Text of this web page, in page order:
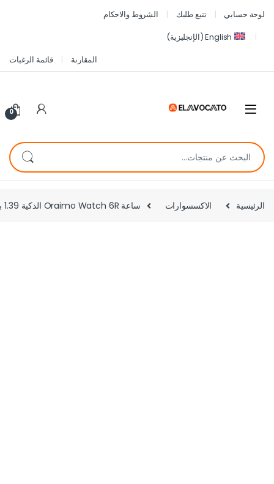
لوحة حسابي تتبع طلبك
الشروط والاحكام
English
(الإنجليزية)
المقارنة
قائمة الرغبات
0
الرئيسية الاكسسوارات ساعة Oraimo Watch 6R الذكية 1.39 بوصة | قياس نبض القلب وSpO₂ | مقاومة للماء IP68 – أسود